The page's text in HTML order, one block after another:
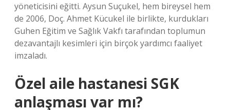
yöneticisini eğitti. Aysun Suçukel, hem bireysel hem
de 2006, Doç. Ahmet Kücukel ile birlikte, kurdukları
Guhen Eğitim ve Sağlık Vakfı tarafından toplumun
dezavantajlı kesimleri için birçok yardımcı faaliyet
imzaladı.
Özel aile hastanesi SGK
anlaşması var mı?